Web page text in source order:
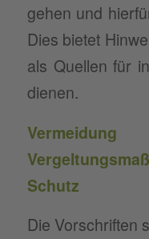
gehen und
Dies bietet
als Quellen für
dienen.
Schutz
Die Vorschriften